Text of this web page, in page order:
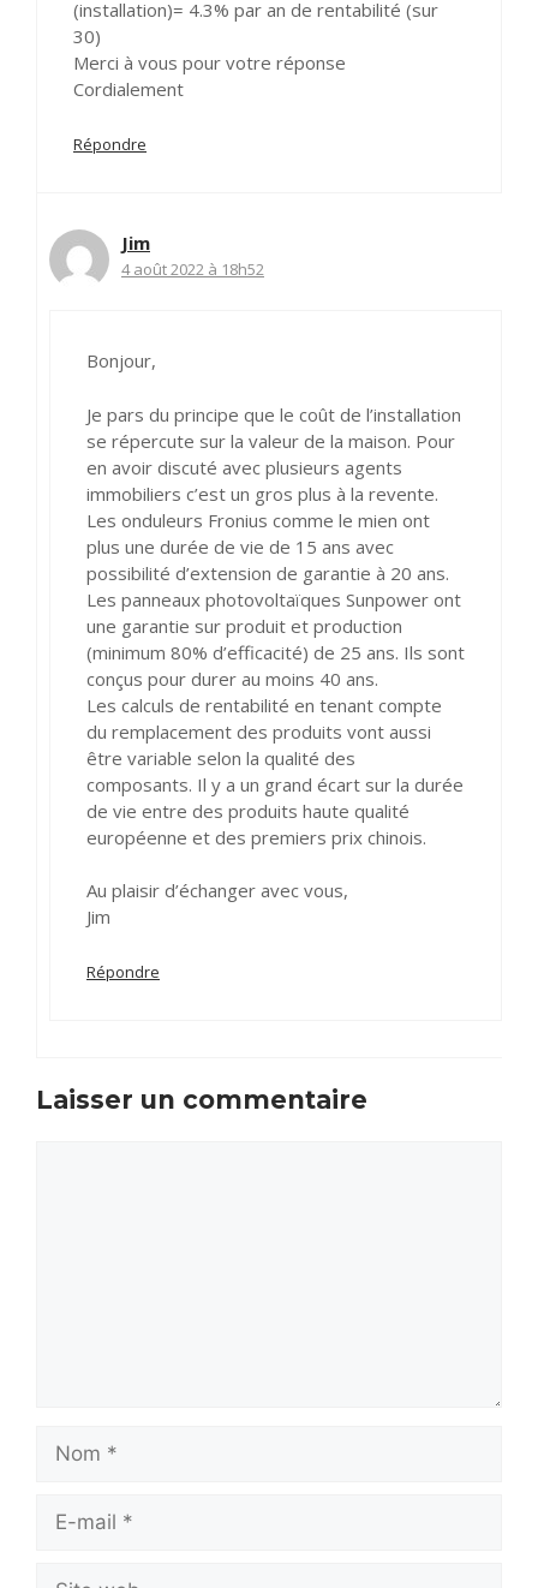
(installation)= 4.3% par an de rentabilité (sur
30)
Merci à vous pour votre réponse
Cordialement
Répondre
Jim
4 août 2022 à 18h52
Bonjour,
Je pars du principe que le coût de l’installation
se répercute sur la valeur de la maison. Pour
en avoir discuté avec plusieurs agents
immobiliers c’est un gros plus à la revente.
Les onduleurs Fronius comme le mien ont
plus une durée de vie de 15 ans avec
possibilité d’extension de garantie à 20 ans.
Les panneaux photovoltaïques Sunpower ont
une garantie sur produit et production
(minimum 80% d’efficacité) de 25 ans. Ils sont
conçus pour durer au moins 40 ans.
Les calculs de rentabilité en tenant compte
du remplacement des produits vont aussi
être variable selon la qualité des
composants. Il y a un grand écart sur la durée
de vie entre des produits haute qualité
européenne et des premiers prix chinois.
Au plaisir d’échanger avec vous,
Jim
Répondre
Laisser un commentaire
mail